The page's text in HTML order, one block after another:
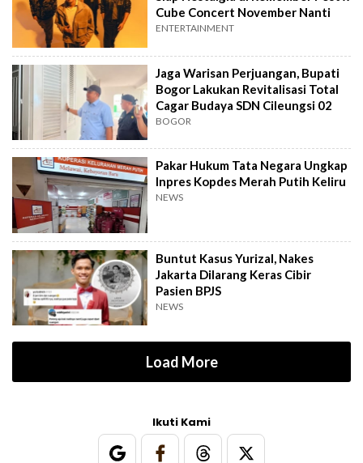
Cube Concert November Nanti
ENTERTAINMENT
Jaga Warisan Perjuangan, Bupati
Bogor Lakukan Revitalisasi Total
Cagar Budaya SDN Cileungsi 02
BOGOR
Pakar Hukum Tata Negara Ungkap
Inpres Kopdes Merah Putih Keliru
NEWS
Buntut Kasus Yurizal, Nakes
Jakarta Dilarang Keras Cibir
Pasien BPJS
NEWS
Load More
Ikuti Kami